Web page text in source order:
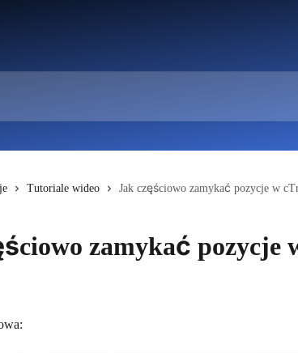
Tutoriale wideo Jak częściowo zamykać pozycje w
zamykać pozycje